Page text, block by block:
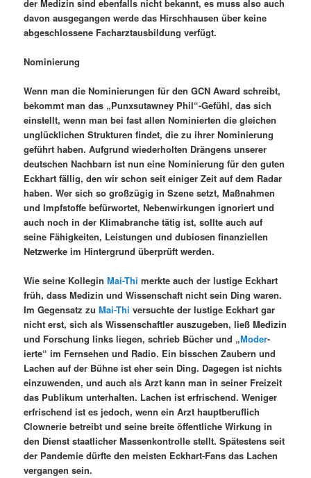
der Medizin sind ebenfalls nicht bekannt, es muss also auch
davon ausgegangen werde das Hirschhausen über keine
abgeschlossene Facharztausbildung verfügt.
Nominierung
Wenn man die Nominierungen für den GCN Award schreibt,
bekommt man das „Punxsutawney Phil“-Gefühl, das sich
einstellt, wenn man bei fast allen Nominierten die gleichen
unglücklichen Strukturen findet, die zu ihrer Nominierung
geführt haben. Aufgrund wiederholten Drängens unserer
deutschen Nachbarn ist nun eine Nominierung für den guten
Eckhart fällig, den wir schon seit einiger Zeit auf dem Radar
haben. Wer sich so großzügig in Szene setzt, Maßnahmen
und Impfstoffe befürwortet, Nebenwirkungen ignoriert und
auch noch in der Klimabranche tätig ist, sollte auch auf
seine Fähigkeiten, Leistungen und dubiosen finanziellen
Netzwerke im Hintergrund überprüft werden.
Wie seine KolleginMai-Thi merkte auch der lustige Eckhart
früh, dass Medizin und Wissenschaft nicht sein Ding waren.
Im Gegensatz zuMai-Thi versuchte der lustige Eckhart gar
nicht erst, sich als Wissenschaftler auszugeben, ließ Medizin
und Forschung links liegen, schrieb Bücher und „Moder-
ierte“ im Fernsehen und Radio. Ein bisschen Zaubern und
Lachen auf der Bühne ist eher sein Ding. Dagegen ist nichts
einzuwenden, und auch als Arzt kann man in seiner Freizeit
das Publikum unterhalten. Lachen ist erfrischend. Weniger
erfrischend ist es jedoch, wenn ein Arzt hauptberuflich
Clownerie betreibt und seine breite öffentliche Wirkung in
den Dienst staatlicher Massenkontrolle stellt. Spätestens seit
der Pandemie dürfte den meisten Eckhart-Fans das Lachen
vergangen sein.